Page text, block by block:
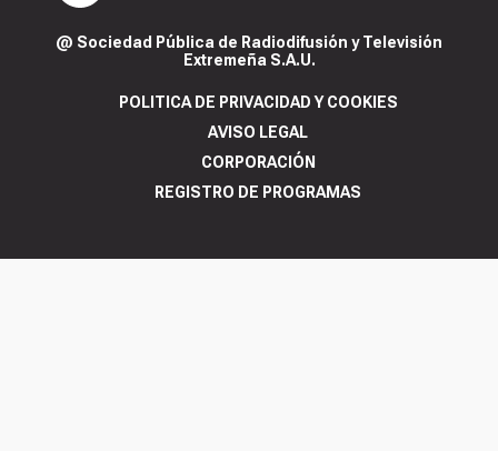
@ Sociedad Pública de Radiodifusión y Televisión
Extremeña S.A.U.
POLITICA DE PRIVACIDAD Y COOKIES
AVISO LEGAL
CORPORACIÓN
REGISTRO DE PROGRAMAS